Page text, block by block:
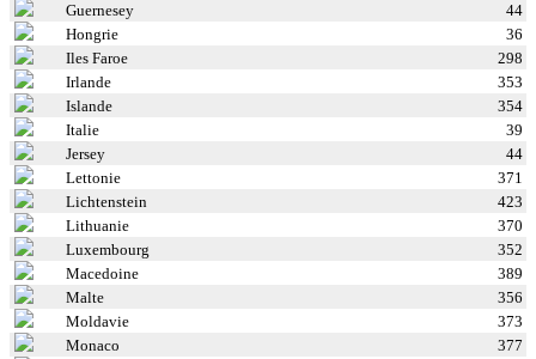
Guernesey
44
Hongrie
36
Iles Faroe
298
Irlande
353
Islande
354
Italie
39
Jersey
44
Lettonie
371
Lichtenstein
423
Lithuanie
370
Luxembourg
352
Macedoine
389
Malte
356
Moldavie
373
Monaco
377